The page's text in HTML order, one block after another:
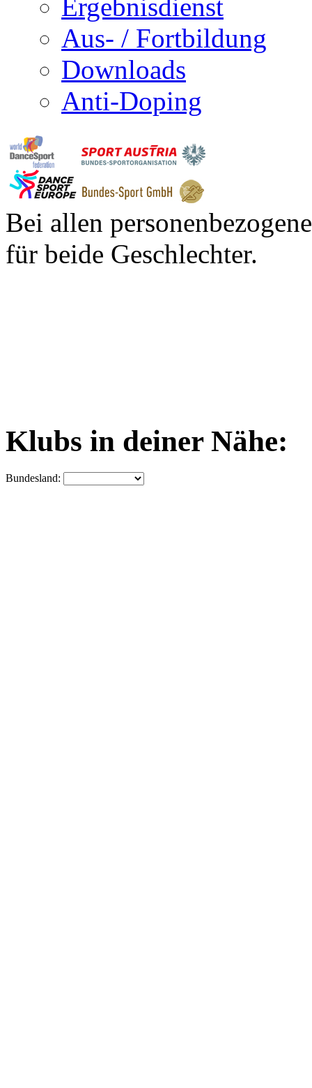
Ergebnisdienst
Aus- / Fortbildung
Downloads
Anti-Doping
Bei allen
für beide Geschlechter.
Klubs in deiner Nähe:
Bundesland: